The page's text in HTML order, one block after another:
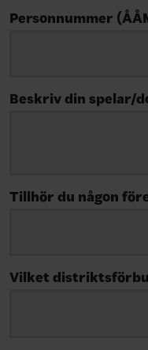
Personnummer
Beskriv din spelar/
Tillhör du någon
Vilket